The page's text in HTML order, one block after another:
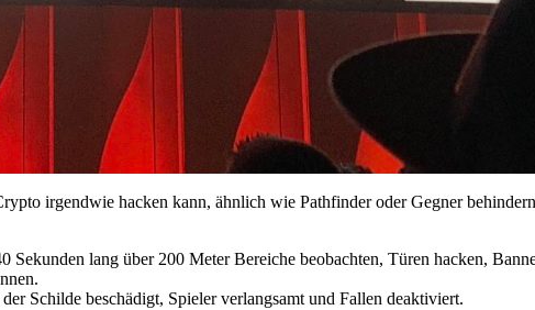
irgendwie hacken kann, ähnlich wie Pathfinder oder Gegner
lang über 200 Meter Bereiche beobachten, Türen hacken,
Schilde beschädigt, Spieler verlangsamt und Fallen deaktiviert.